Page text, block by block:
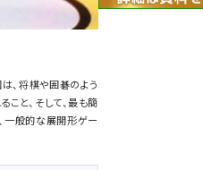
、将棋や囲碁のよう
と、そして、最も簡
一般的な展開形ゲー